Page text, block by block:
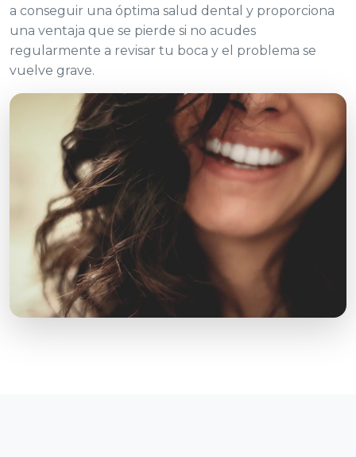
a conseguir una óptima salud dental y proporciona
una ventaja que se pierde si no acudes
regularmente a revisar tu boca y el problema se
vuelve grave.